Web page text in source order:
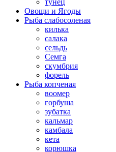
Овощи и Ягоды
Рыба слабосоленая
килька
салака
сельдь
Семга
скумбрия
форель
Рыба копченая
воомер
горбуша
зубатка
кальмар
камбала
кета
корюшка